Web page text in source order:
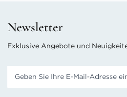
Newsletter
Exklusive Angebote und